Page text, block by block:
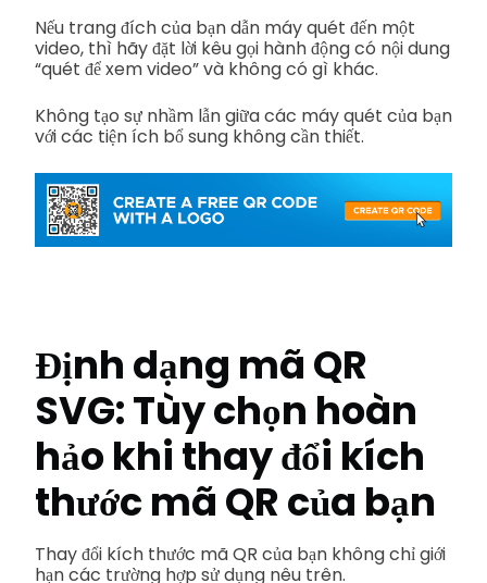
Nếu trang đích của bạn dẫn máy quét đến một
video, thì hãy đặt lời kêu gọi hành động có nội dung
“quét để xem video” và không có gì khác.
Không tạo sự nhầm lẫn giữa các máy quét của bạn
với các tiện ích bổ sung không cần thiết.
Định dạng mã QR
SVG: Tùy chọn hoàn
hảo khi thay đổi kích
thước mã QR của bạn
Thay đổi kích thước mã QR của bạn không chỉ giới
hạn các trường hợp sử dụng nêu trên.